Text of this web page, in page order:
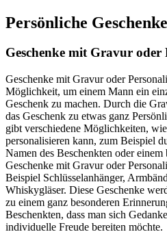
Persönliche Geschenke
Geschenke mit Gravur oder
Geschenke mit Gravur oder
Möglichkeit, um einem Mann ein
Geschenk zu machen. Durch die
das Geschenk zu etwas ganz
gibt verschiedene Möglichkeiten,
personalisieren kann, zum Beispiel
Namen des Beschenkten oder
Geschenke mit Gravur oder
Beispiel Schlüsselanhänger,
Whiskygläser. Diese Geschenke
zu einem ganz besonderen
Beschenkten, dass man sich
individuelle Freude bereiten möchte.